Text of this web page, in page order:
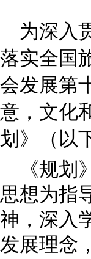
为深入
落实全国
会发展第
意，文化
划》（以
《规
思想为指
神，深入
发展理念